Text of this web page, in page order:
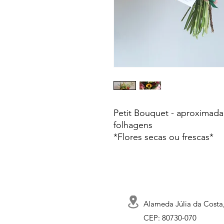
Petit Bouquet -
folhagens
*Flores secas ou frescas*
Alameda Júlia da
CEP: 80730-070